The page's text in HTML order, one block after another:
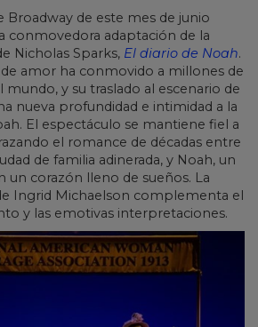
Broadway de este mes de junio
conmovedora adaptación de la
Nicholas Sparks, El diario de Noah.
amor ha conmovido a millones de
y su traslado al escenario de
nueva profundidad e intimidad a la
El espectáculo se mantiene fiel a
el romance de décadas entre
de familia adinerada, y Noah, un
un corazón lleno de sueños. La
Ingrid Michaelson complementa el
y las emotivas interpretaciones.